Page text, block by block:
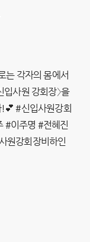
는 각자의 몸에서
사원 강회장〉을
#신입사원강회
#이주명 #전혜진
원강회장비하인